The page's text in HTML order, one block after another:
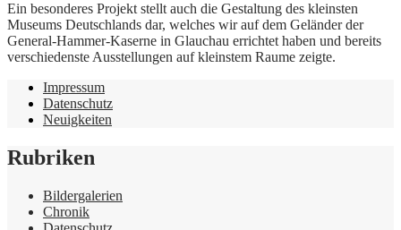
Ein besonderes Projekt stellt auch die Gestaltung des kleinsten
Museums Deutschlands dar, welches wir auf dem Geländer der
General-Hammer-Kaserne in Glauchau errichtet haben und bereits
verschiedenste Ausstellungen auf kleinstem Raume zeigte.
Impressum
Datenschutz
Neuigkeiten
Rubriken
Bildergalerien
Chronik